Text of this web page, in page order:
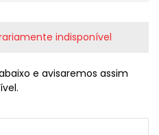
indisponível
e avisaremos assim